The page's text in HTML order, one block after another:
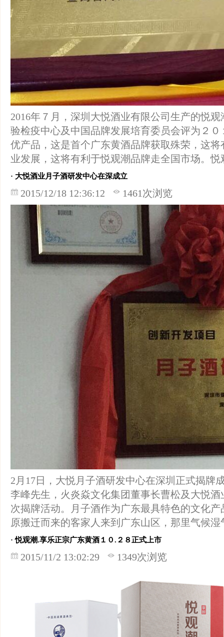
2016年７月，深圳大悦酒业有限公司生产的悦
验检疫中心及中国品牌发展培育委员会评为２
优产品，这是首个广东黄酒品牌获取殊荣，这
业发展，这将有利于悦观潮品牌走全国市场。
· 大悦酒业月子酒研发中心在深成立
2015/12/18 12:36:12 1461次浏览
2月17日，大悦月子酒研发中心在深圳正式揭牌
李峰先生，火炎焱文化集团董事长曹松及大悦
次揭牌活动。月子酒作为广东最具特色的文化
原搬迁而来的客家人来到广东山区，那里气候
· 悦观潮.享乐正宗广东黄酒１０.２８正式上市
2015/11/2 13:02:29 1349次浏览